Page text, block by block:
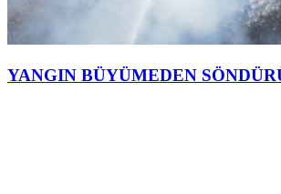
YANGIN BÜYÜMEDEN